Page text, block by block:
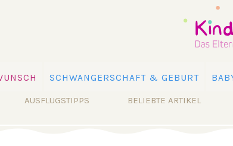
SCHWANGERSCHAFT & GEBURT
AUSFLUGSTIPPS BELIEBTE ARTIKEL